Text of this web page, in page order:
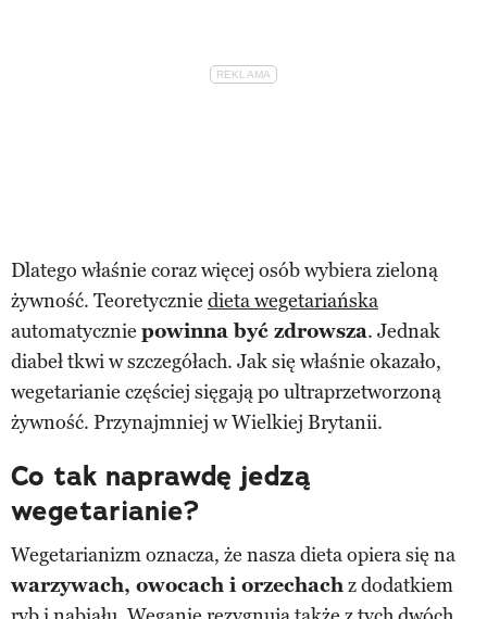
Dlatego właśnie coraz więcej osób wybiera zieloną
żywność. Teoretycznie dieta wegetariańska
automatycznie powinna być zdrowsza. Jednak
diabeł tkwi w szczegółach. Jak się właśnie okazało,
wegetarianie częściej sięgają po ultraprzetworzoną
żywność. Przynajmniej w Wielkiej Brytanii.
Co tak naprawdę jedzą
wegetarianie?
Wegetarianizm oznacza, że nasza dieta opiera się na
warzywach, owocach i orzechachz dodatkiem